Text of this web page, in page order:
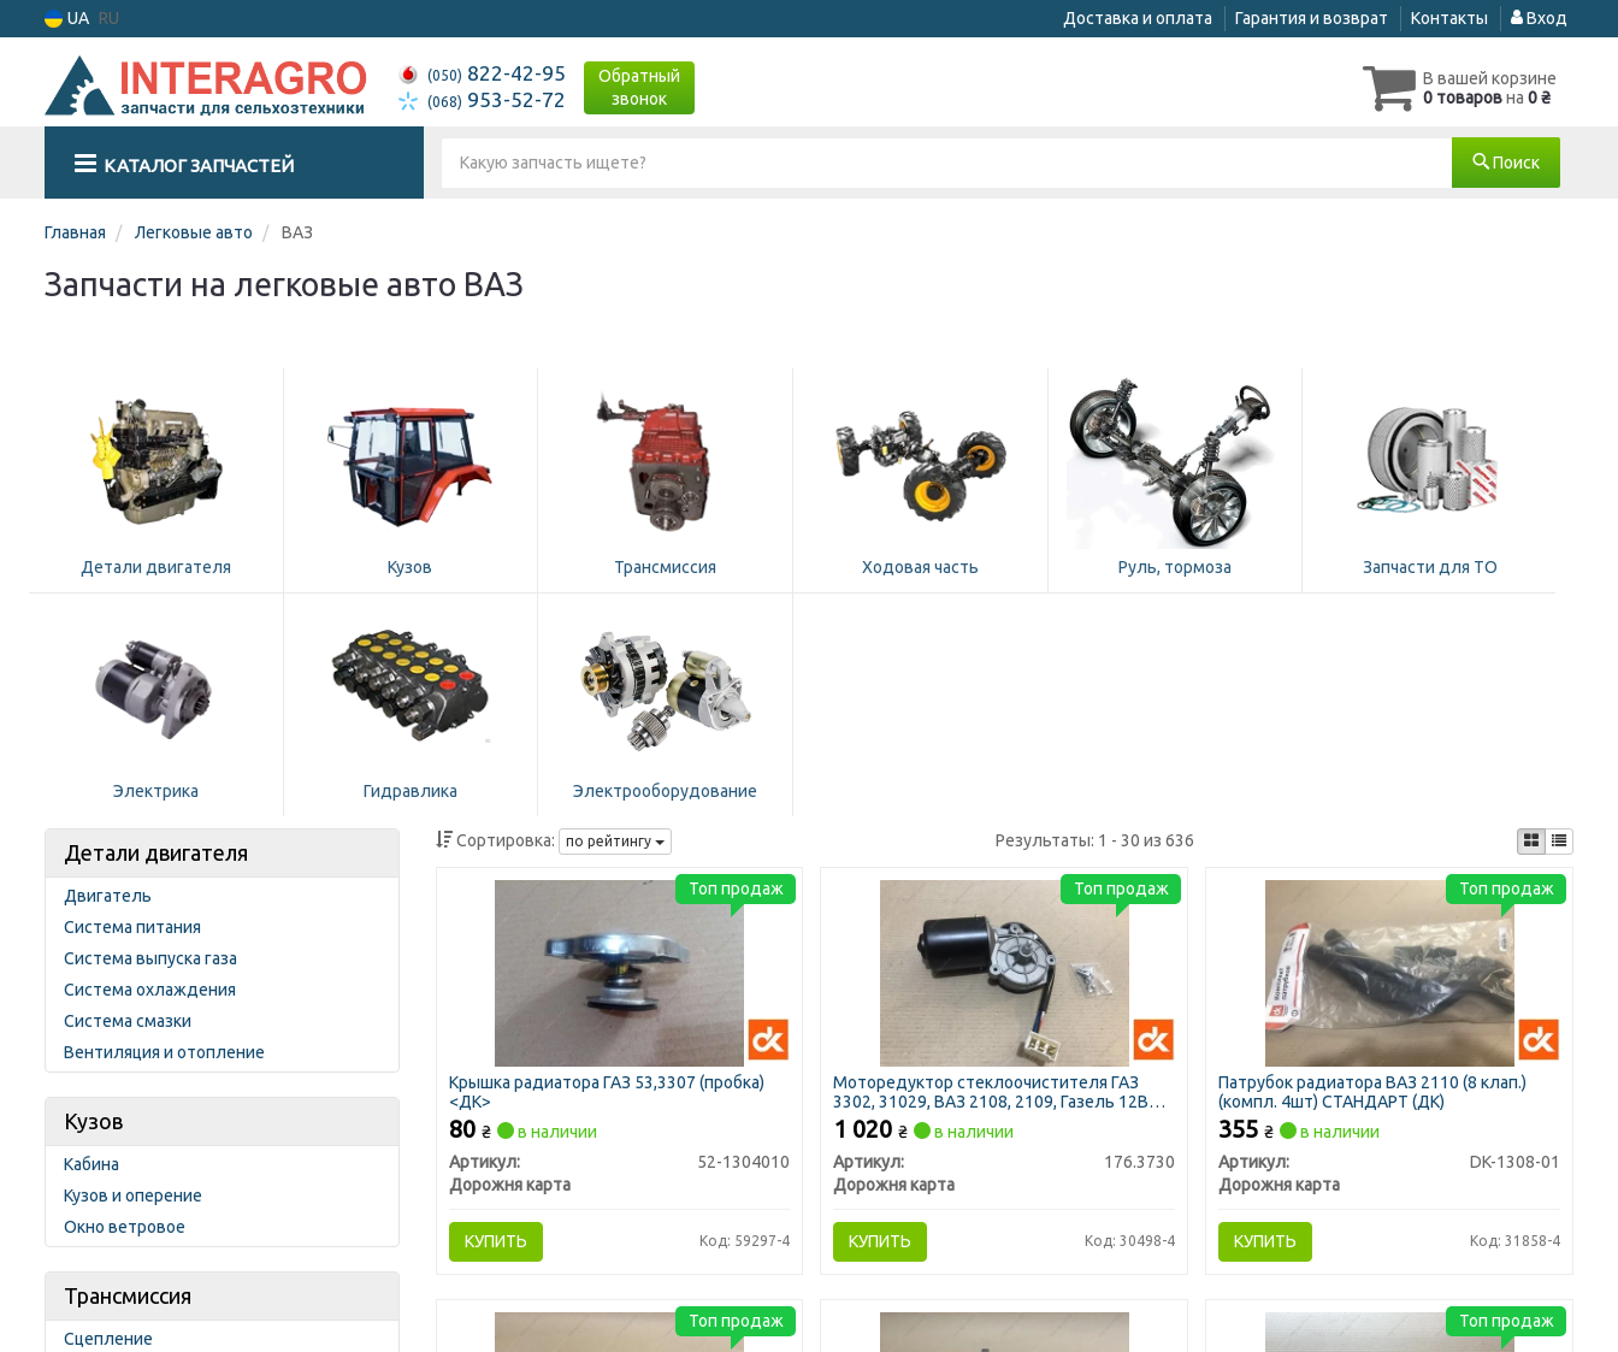
UA RU Доставка и оплата Гарантия и возврат Контакты Вход
(050) 822-42-95
(068) 953-52-72
Обратный
звонок
В вашей корзине
0 товаровна 0 ₴
КАТАЛОГ ЗАПЧАСТЕЙ Поиск
Главная Легковые авто ВАЗ
Запчасти на легковые авто ВАЗ
Детали двигателя Кузов Трансмиссия Ходовая часть Руль, тормоза Запчасти для ТО
Электрика Гидравлика Электрооборудование
Детали двигателя
Двигатель
Система питания
Система выпуска газа
Система охлаждения
Система смазки
Вентиляция и отопление
Кузов
Кабина
Кузов и оперение
Окно ветровое
Трансмиссия
Сцепление
Сортировка: по рейтингу Результаты: 1 - 30 из 636
Крышка радиатора ГАЗ 53,3307 (пробка)
<ДК>
80 ₴
в наличии
Артикул:
52-1304010
Дорожня карта
КУПИТЬ Код: 59297-4
Топ продаж
Моторедуктор стеклоочистителя ГАЗ
3302, 31029, ВАЗ 2108, 2109, Газель 12В
10Вт (ДК)
1 020₴
в наличии
Артикул:
176.3730
Дорожня карта
КУПИТЬ Код: 30498-4
Топ продаж
Патрубок радиатора ВАЗ 2110 (8 клап.)
(компл. 4шт) СТАНДАРТ (ДК)
355₴
в наличии
Артикул:
DK-1308-01
Дорожня карта
КУПИТЬ Код: 31858-4
Топ продаж
Топ продаж Топ продаж